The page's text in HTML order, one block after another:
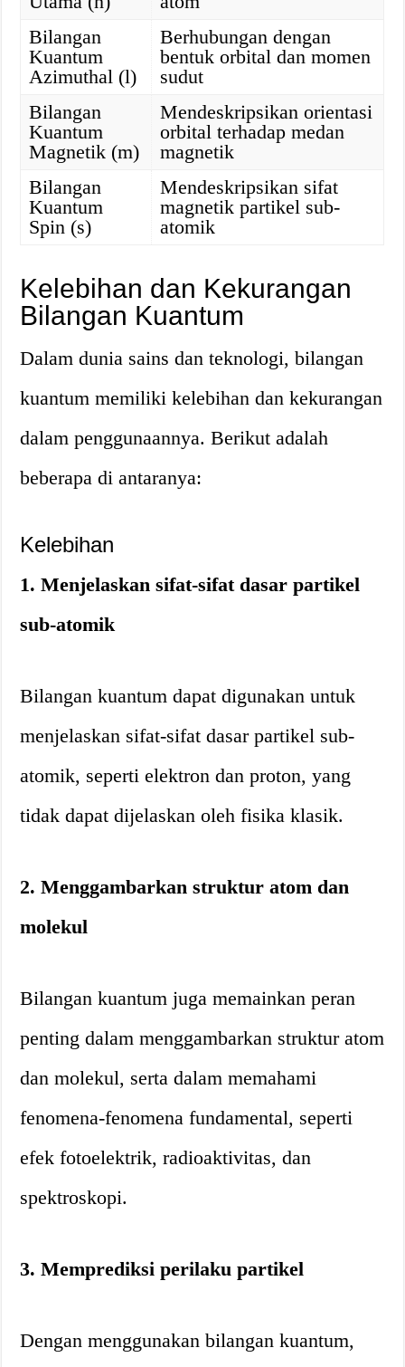
Bilangan
Kuantum
Azimuthal (l)
Berhubungan dengan
bentuk orbital dan momen
sudut
Bilangan
Kuantum
Magnetik (m)
Mendeskripsikan orientasi
orbital terhadap medan
magnetik
Bilangan
Kuantum
Spin (s)
Mendeskripsikan sifat
magnetik partikel sub-
atomik
Kelebihan dan Kekurangan
Bilangan Kuantum
Dalam dunia sains dan teknologi, bilangan
kuantum memiliki kelebihan dan kekurangan
dalam penggunaannya. Berikut adalah
beberapa di antaranya:
Kelebihan
1. Menjelaskan sifat-sifat dasar partikel
sub-atomik
Bilangan kuantum dapat digunakan untuk
menjelaskan sifat-sifat dasar partikel sub-
atomik, seperti elektron dan proton, yang
tidak dapat dijelaskan oleh fisika klasik.
2. Menggambarkan struktur atom dan
molekul
Bilangan kuantum juga memainkan peran
penting dalam menggambarkan struktur atom
dan molekul, serta dalam memahami
fenomena-fenomena fundamental, seperti
efek fotoelektrik, radioaktivitas, dan
spektroskopi.
3. Memprediksi perilaku partikel
Dengan menggunakan bilangan kuantum,